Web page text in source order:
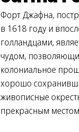
Форт Джафна,
в 1618 году и
голландцами,
чудом,
колониальное
хорошо
живописные
прекрасным